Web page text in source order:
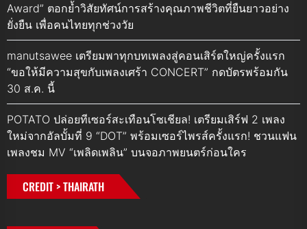
Award” ตอกย้ำวิสัยทัศน์การสร้างคุณภาพชีวิตที่ยืนยาวอย่าง
ยั่งยืน เพื่อคนไทยทุกช่วงวัย
manutsawee เตรียมพาทุกบทเพลงสู่คอนเสิร์ตใหญ่ครั้งแรก
“ขอให้มีความสุขกับเพลงเศร้า CONCERT” กดบัตรพร้อมกัน
30 ส.ค. นี้
POTATO ปล่อยทีเซอร์สะเทือนโซเชียล! เตรียมเสิร์ฟ 2 เพลง
ใหม่จากอัลบั้มที่ 9 “DOT” พร้อมเซอร์ไพรส์ครั้งแรก! ชวนแฟน
เพลงชม MV “เพลิดเพลิน” บนจอภาพยนตร์ก่อนใคร
CREDIT > THAIRATH